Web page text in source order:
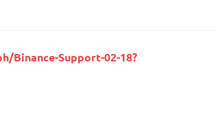
Binance-Support-02-18?